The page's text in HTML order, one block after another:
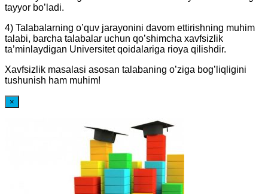
tayyor bo’ladi.
4) Talabalarning o’quv jarayonini davom ettirishning muhim
talabi, barcha talabalar uchun qo’shimcha xavfsizlik
ta’minlaydigan Universitet qoidalariga rioya qilishdir.
Xavfsizlik masalasi asosan talabaning o’ziga bog’liqligini
tushunish ham muhim!
×